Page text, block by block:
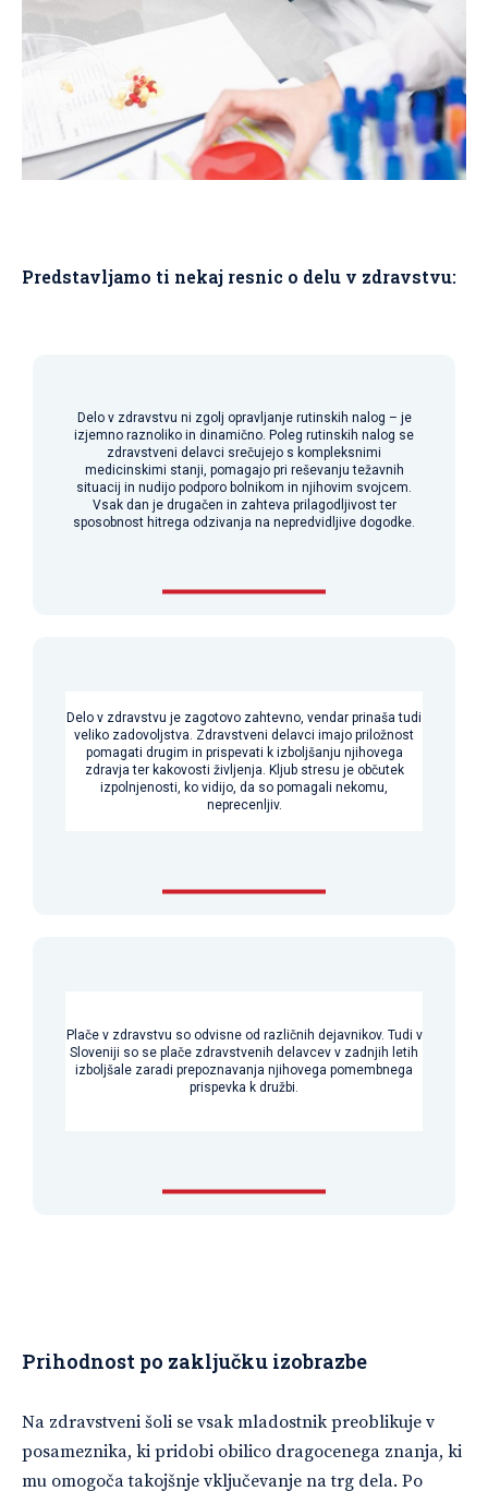
Predstavljamo ti nekaj resnic o delu v zdravstvu:
Delo v zdravstvu ni zgolj opravljanje rutinskih nalog – je
izjemno raznoliko in dinamično. Poleg rutinskih nalog se
zdravstveni delavci srečujejo s kompleksnimi
medicinskimi stanji, pomagajo pri reševanju težavnih
situacij in nudijo podporo bolnikom in njihovim svojcem.
Vsak dan je drugačen in zahteva prilagodljivost ter
sposobnost hitrega odzivanja na nepredvidljive dogodke.
Delo v zdravstvu je zagotovo zahtevno, vendar prinaša tudi
veliko zadovoljstva. Zdravstveni delavci imajo priložnost
pomagati drugim in prispevati k izboljšanju njihovega
zdravja ter kakovosti življenja. Kljub stresu je občutek
izpolnjenosti, ko vidijo, da so pomagali nekomu,
neprecenljiv.
Plače v zdravstvu so odvisne od različnih dejavnikov. Tudi v
Sloveniji so se plače zdravstvenih delavcev v zadnjih letih
izboljšale zaradi prepoznavanja njihovega pomembnega
prispevka k družbi.
Prihodnost po zaključku izobrazbe
Na zdravstveni šoli se vsak mladostnik preoblikuje v
posameznika, ki pridobi obilico dragocenega znanja, ki
mu omogoča takojšnje vključevanje na trg dela. Po